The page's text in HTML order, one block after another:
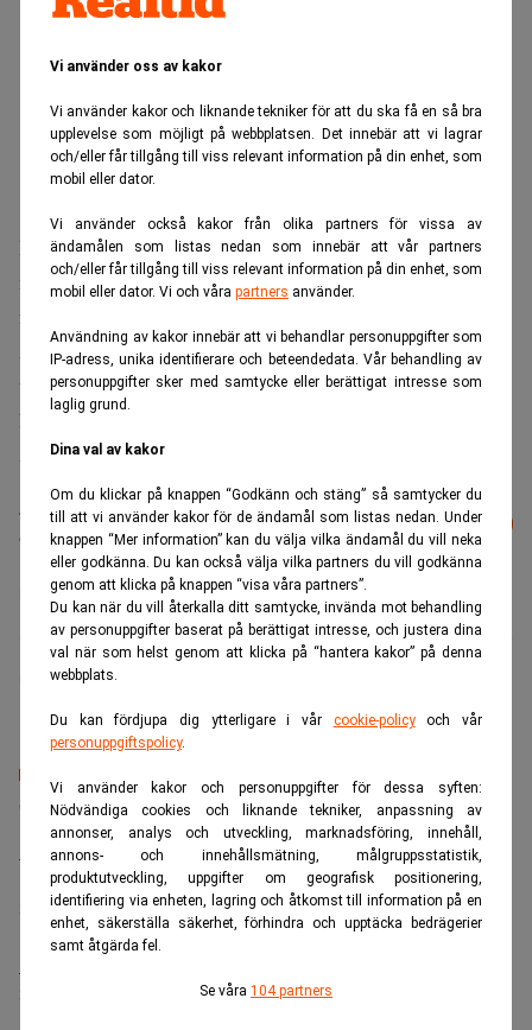
Vi använder oss av kakor
Vi använder kakor och liknande tekniker för att du ska få en så bra
upplevelse som möjligt på webbplatsen. Det innebär att vi lagrar
och/eller får tillgång till viss relevant information på din enhet, som
mobil eller dator.
Vi använder också kakor från olika partners för vissa av
ändamålen som listas nedan som innebär att vår partners
och/eller får tillgång till viss relevant information på din enhet, som
mobil eller dator. Vi och våra partners använder.
Användning av kakor innebär att vi behandlar personuppgifter som
IP-adress, unika identifierare och beteendedata. Vår behandling av
personuppgifter sker med samtycke eller berättigat intresse som
laglig grund.
Dina val av kakor
Om du klickar på knappen “Godkänn och stäng” så samtycker du
till att vi använder kakor för de ändamål som listas nedan. Under
knappen “Mer information” kan du välja vilka ändamål du vill neka
eller godkänna. Du kan också välja vilka partners du vill godkänna
genom att klicka på knappen “visa våra partners”.
Du kan när du vill återkalla ditt samtycke, invända mot behandling
av personuppgifter baserat på berättigat intresse, och justera dina
val när som helst genom att klicka på “hantera kakor” på denna
webbplats.
Du kan fördjupa dig ytterligare i vår cookie-policyoch vår
personuppgiftspolicy.
Vi använder kakor och personuppgifter för dessa syften:
Nödvändiga cookies och liknande tekniker, anpassning av
annonser, analys och utveckling, marknadsföring, innehåll,
annons- och innehållsmätning, målgruppsstatistik,
produktutveckling, uppgifter om geografisk positionering,
identifiering via enheten, lagring och åtkomst till information på en
enhet, säkerställa säkerhet, förhindra och upptäcka bedrägerier
samt åtgärda fel.
Se våra 104 partners
Revisionsfirman Deloitte ska betala böter på totalt 20,6
miljoner pund (cirka 235 miljoner kronor), för “allvarligt
felaktigt beteende” i revisionen av teknikbolaget
Autonomy, i samband med försäljningen av teknikbolaget
till Hewlett-Packard, skriver Nyhetsbyrån Direkt, som
hänvisar till Financial Times.
Artikeln uppdateras.
Läs mer från Realtid - vårt nyhetsbrev
är kostnadsfritt:
Prenumerera
Deloitte
Marlene Sellebraten
Senaste lediga jobben
Bolagsjurist till Eltel AB
Placering:Bromma, Stockholm
Sista ansökningsdag:21/08/2026
Sista ansökningsdag: 13/06/2026